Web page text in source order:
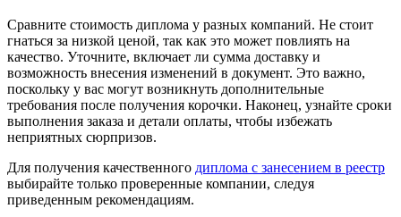
Сравните стоимость диплома у разных компаний. Не стоит
гнаться за низкой ценой, так как это может повлиять на
качество. Уточните, включает ли сумма доставку и
возможность внесения изменений в документ. Это важно,
поскольку у вас могут возникнуть дополнительные
требования после получения корочки. Наконец, узнайте сроки
выполнения заказа и детали оплаты, чтобы избежать
неприятных сюрпризов.
Для получения качественного диплома с занесением в реестр
выбирайте только проверенные компании, следуя
приведенным рекомендациям.